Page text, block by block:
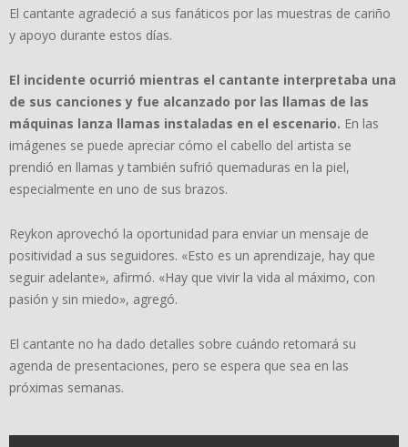
El cantante agradeció a sus fanáticos por las muestras de cariño
y apoyo durante estos días.
El incidente ocurrió mientras el cantante interpretaba una
de sus canciones y fue alcanzado por las llamas de las
máquinas lanza llamas instaladas en el escenario. En las
imágenes se puede apreciar cómo el cabello del artista se
prendió en llamas y también sufrió quemaduras en la piel,
especialmente en uno de sus brazos.
Reykon aprovechó la oportunidad para enviar un mensaje de
positividad a sus seguidores. «Esto es un aprendizaje, hay que
seguir adelante», afirmó. «Hay que vivir la vida al máximo, con
pasión y sin miedo», agregó.
El cantante no ha dado detalles sobre cuándo retomará su
agenda de presentaciones, pero se espera que sea en las
próximas semanas.